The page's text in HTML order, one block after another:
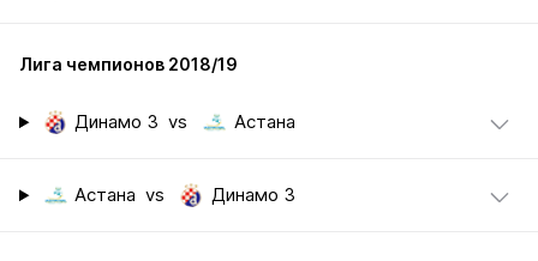
Лига чемпионов 2018/19
Динамо З vs Астана
Астана vs Динамо З